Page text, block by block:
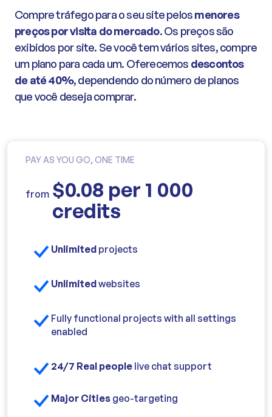
Compre tráfego para o seu site pelosmenores
preços por visita do mercado. Os preços são
exibidos por site. Se você tem vários sites, compre
um plano para cada um. Oferecemos descontos
de até 40%, dependendo do número de planos
que você deseja comprar.
PAY AS YOU GO, ONE TIME
from $0.08 per 1 000
credits
Unlimited projects
Unlimitedwebsites
Fully functional projects with all settings
enabled
24/7 Real people live chat support
Major Cities geo-targeting